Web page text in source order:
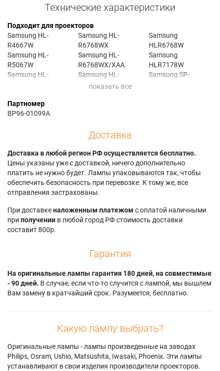
Технические характеристики
Подходит для проекторов
Samsung HL-
R4667W
Samsung HL-
R5067W
Samsung HL-
R5678WX/XAA
Samsung HL-
Samsung HL-
R6768W
Samsung HL-
R6768WX
Samsung HL-
R6768WX/XAA
Samsung HL-
R7178W
Samsung
Samsung
HLR6767W
Samsung
HLR6768W
Samsung
HLR7178W
Samsung SP-
Партномер
BP96-01099A
Доставка
Доставка в любой регион РФ осуществляется бесплатно.
Цены указаны уже с доставкой, ничего дополнительно
платить не нужно будет. Лампы упаковываются так, чтобы
обеспечить безопасность при перевозке. К тому же, все
отправления застрахованы.
При доставкеналоженным платежом с оплатой наличными
при получении в любой город РФ стоимость доставки
составит 800р.
Гарантия
На оригинальные лампы гарантия 180 дней, на совместимые
- 90 дней. В случае, если что-то случится с лампой, мы вышлем
Вам замену в кратчайший срок. Разумеется, бесплатно.
Какую лампу выбрать?
Оригинальные лампы - лампы произведенные на заводах
Philips, Osram, Ushio, Matsushita, Iwasaki, Phoenix. Эти лампы
устанавливают в свои изделия производители проекторов.